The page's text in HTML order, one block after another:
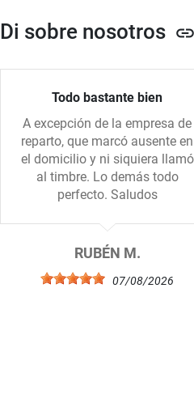
Di sobre nosotros link
Todo bastante bien
A excepción de la empresa de
reparto, que marcó ausente en
el domicilio y ni siquiera llamó
al timbre. Lo demás todo
perfecto. Saludos
RUBÉN M.
07/08/2026